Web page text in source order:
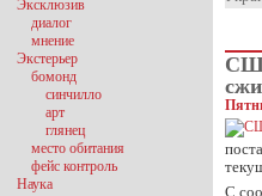
С
Эксклюзив
диалог
мнение
Экстерьер
бомонд
синчилло
арт
глянец
место обитания
фейс контроль
Наука